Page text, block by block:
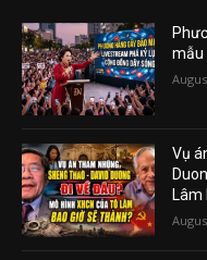
mẫu
Vụ
Lâm